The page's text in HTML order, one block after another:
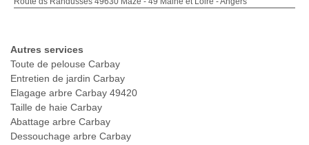
Autres services
Toute de pelouse Carbay
Entretien de jardin Carbay
Elagage arbre Carbay 49420
Taille de haie Carbay
Abattage arbre Carbay
Dessouchage arbre Carbay